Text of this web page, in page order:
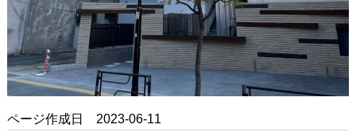
ページ作成日 2023-06-11